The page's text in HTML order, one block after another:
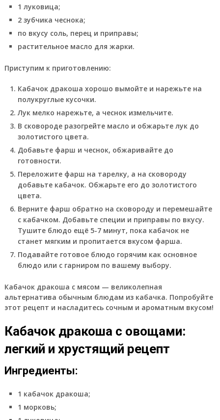
1 луковица;
2 зубчика чеснока;
по вкусу соль, перец и приправы;
растительное масло для жарки.
Приступим к приготовлению:
Кабачок дракоша хорошо вымойте и нарежьте на
полукруглые кусочки.
Лук мелко нарежьте, а чеснок измельчите.
В сковороде разогрейте масло и обжарьте лук до
золотистого цвета.
Добавьте фарш и чеснок, обжаривайте до
готовности.
Переложите фарш на тарелку, а на сковороду
добавьте кабачок. Обжарьте его до золотистого
цвета.
Верните фарш обратно на сковороду и перемешайте
с кабачком. Добавьте специи и приправы по вкусу.
Тушите блюдо ещё 5-7 минут, пока кабачок не
станет мягким и пропитается вкусом фарша.
Подавайте готовое блюдо горячим как основное
блюдо или с гарниром по вашему выбору.
Кабачок дракоша с мясом — великолепная
альтернатива обычным блюдам из кабачка. Попробуйте
этот рецепт и насладитесь сочным и ароматным вкусом!
Кабачок дракоша с овощами:
легкий и хрустящий рецепт
Ингредиенты:
1 кабачок дракоша;
1 морковь;